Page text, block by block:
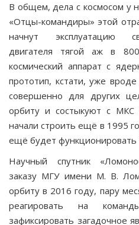
В общем, дела с космосом у
«Отцы-командиры» этой
начнут эксплуатацию
двигателя тягой аж в
космиче­ский аппарат с
прототип, кстати, уже
совершенно для других
орбиту и состыку­ют с МКС
начали строить ещё в 1995
ещё будет функцио­нировать
Научный спутник
заказу МГУ имени М. В.
орбиту в 2016 году, пару
реагировать на
зафиксировать загадочное